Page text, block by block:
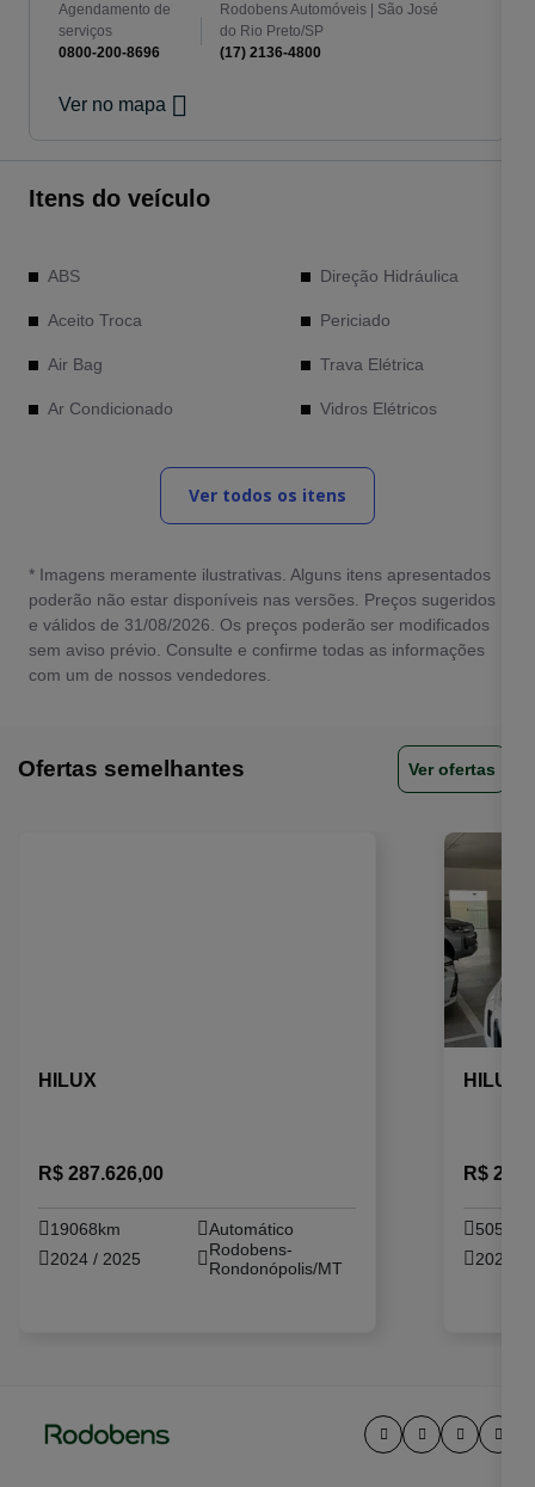
Agendamento de
serviços
0800-200-8696
Rodobens Automóveis | São José
do Rio Preto/SP
(17) 2136-4800
Ver no mapa
Itens do veículo
ABS
Aceito Troca
Air Bag
Ar Condicionado
Direção Hidráulica
Periciado
Trava Elétrica
Vidros Elétricos
Ver todos os itens
* Imagens meramente ilustrativas. Alguns itens apresentados
poderão não estar disponíveis nas versões. Preços sugeridos
e válidos de 31/08/2026. Os preços poderão ser modificados
sem aviso prévio. Consulte e confirme todas as informações
com um de nossos vendedores.
Ofertas semelhantes Ver ofertas
HILUX
R$ 287.626,00
19068km
Automático
2024 / 2025
Rodobens-
Rondonópolis/MT
HILUX
R$
2024 /